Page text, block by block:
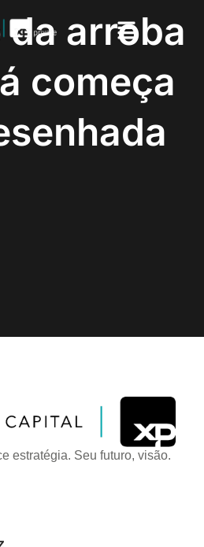
da arroba
começa
estratégia. Seu futuro, visão.